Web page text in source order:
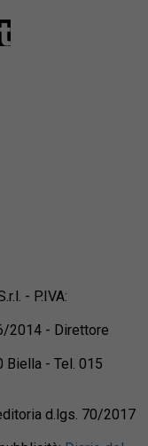
- P.IVA:
2014 - Direttore
Biella - Tel. 015
d.lgs. 70/2017